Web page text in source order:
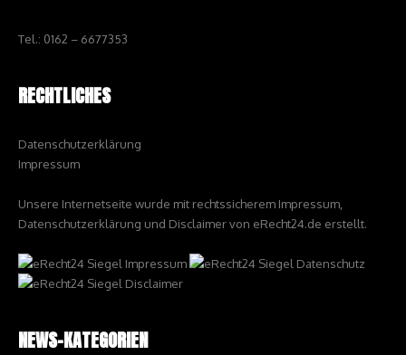
Tel.: 0162 – 6677353
RECHTLICHES
Datenschutzerklärung
Impressum
Unsere Internetseite wurde mit rechtssicherem Impressum,
Datenschutzerklärung und Disclaimer von eRecht24.de erstellt.
NEWS-KATEGORIEN